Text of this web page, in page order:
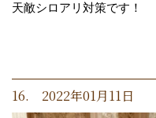
天敵シロアリ対策です！
16. 2022年01月11日